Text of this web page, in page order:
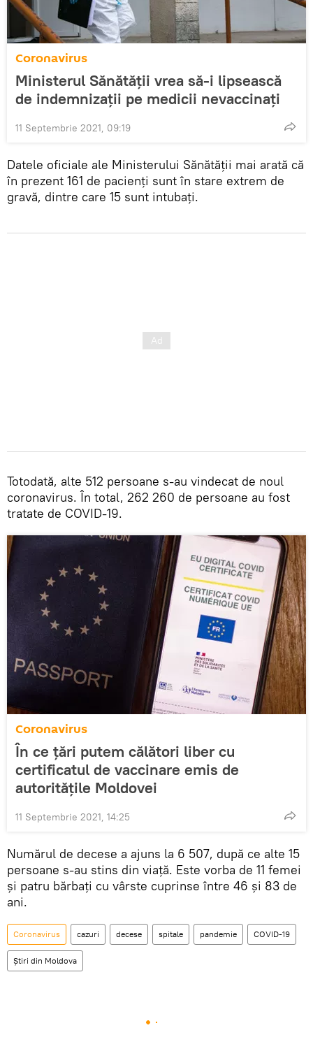
Coronavirus
Ministerul Sănătății vrea să-i lipsească
de indemnizații pe medicii nevaccinați
11 Septembrie 2021, 09:19
Datele oficiale ale Ministerului Sănătății mai arată că
în prezent 161 de pacienți sunt în stare extrem de
gravă, dintre care 15 sunt intubați.
Totodată, alte 512 persoane s-au vindecat de noul
coronavirus. În total, 262 260 de persoane au fost
tratate de COVID-19.
Coronavirus
În ce țări putem călători liber cu
certificatul de vaccinare emis de
autoritățile Moldovei
11 Septembrie 2021, 14:25
Numărul de decese a ajuns la 6 507, după ce alte 15
persoane s-au stins din viață. Este vorba de 11 femei
și patru bărbați cu vârste cuprinse între 46 și 83 de
ani.
Coronavirus cazuri decese spitale pandemie COVID-19
Știri din Moldova